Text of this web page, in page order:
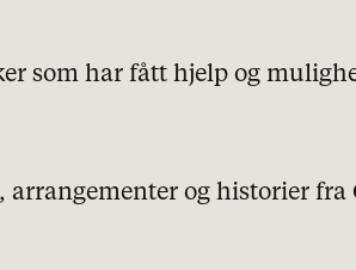
personvernserklæring/
som har fått hjelp og
og historier fra